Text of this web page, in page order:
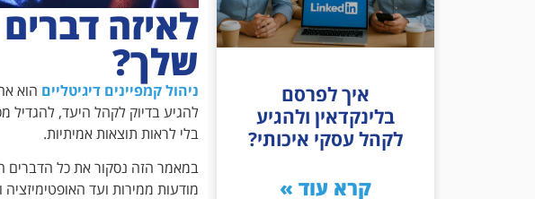
איך לפרסם
בלינקדאין ולהגיע
לקהל עסקי איכותי?
קרא עוד »
לאיזה
שלך?
ניהול קמפיינים דיגיטליים הוא
להגיע בדיוק לקהל היעד, להגדיל
בלי לראות תוצאות אמיתיות.
במאמר הזה נסקור את כל הדברים
מודעות ממירות ועד